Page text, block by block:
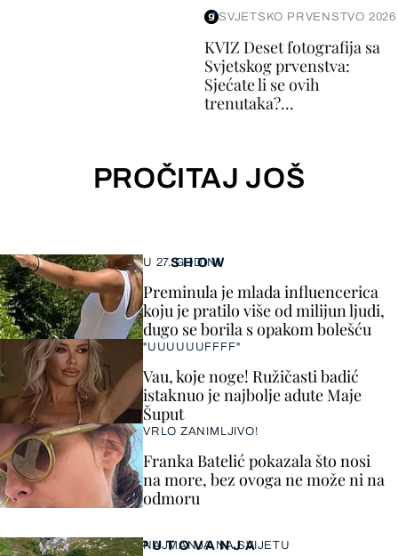
SVJETSKO PRVENSTVO 2026
KVIZ Deset fotografija sa
Svjetskog prvenstva:
Sjećate li se ovih
trenutaka?...
PROČITAJ JOŠ
SHOW
U 27. GODINI
Preminula je mlada influencerica
koju je pratilo više od milijun ljudi,
dugo se borila s opakom bolešću
"UUUUUUFFFF"
Vau, koje noge! Ružičasti badić
istaknuo je najbolje adute Maje
Šuput
VRLO ZANIMLJIVO!
Franka Batelić pokazala što nosi
na more, bez ovoga ne može ni na
odmoru
PUTOVANJA
NAJMANJA NA SVIJETU